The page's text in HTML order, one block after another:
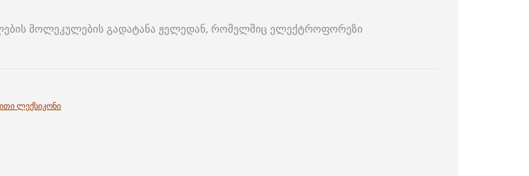
მოლეკულების გადატანა ჟელედან, რომელშიც ელექტროფორეზი
ლექსიკონი